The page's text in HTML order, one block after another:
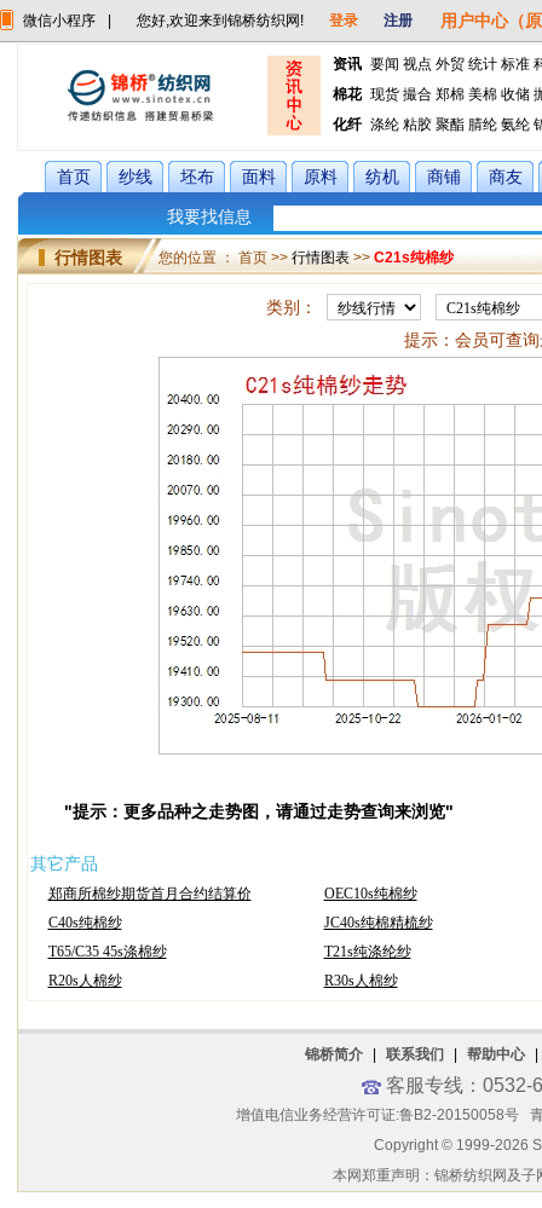
微信小程序 您好,欢迎来到锦桥纺织网! 登录 注册 用户中心（
资讯 要闻 视点 外贸 统计 标准
棉花 现货 撮合 郑棉 美棉 收储
化纤 涤纶 粘胶 聚酯 腈纶 氨纶
首页 纱线 坯布 面料 原料 纺机 商铺 商友
我要找信息
行情图表 您的位置 ： 首页 >>行情图表>>C21s纯棉纱
类别：
提示：会员可查
"提示：更多品种之走势图，请通过走势查询来浏览"
其它产品
郑商所棉纱期货首月合约结算价
OEC10s纯棉纱
C40s纯棉纱
JC40s纯棉精梳纱
T65/C35 45s涤棉纱
T21s纯涤纶纱
R20s人棉纱
R30s人棉纱
锦桥简介 联系我们 帮助中心
客服专线：
增值电信业务经营许可证:鲁B2-20150058号
Copyright © 1999-2026
本网郑重声明：锦桥纺织网及